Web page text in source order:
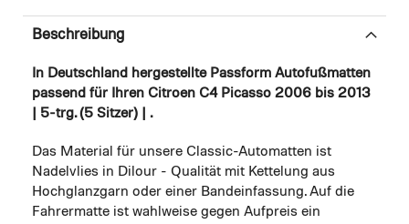
Beschreibung
In Deutschland hergestellte Passform Autofußmatten
passend für Ihren Citroen C4 Picasso 2006 bis 2013
| 5-trg. (5 Sitzer) | .
Das Material für unsere Classic-Automatten ist
Nadelvlies in Dilour - Qualität mit Kettelung aus
Hochglanzgarn oder einer Bandeinfassung. Auf die
Fahrermatte ist wahlweise gegen Aufpreis ein